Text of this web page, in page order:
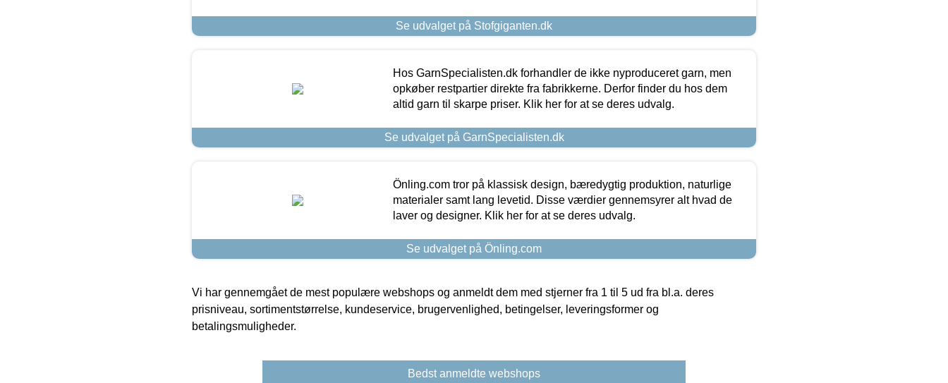
Se udvalget på Stofgiganten.dk
Hos GarnSpecialisten.dk forhandler de ikke nyproduceret garn, men
opkøber restpartier direkte fra fabrikkerne. Derfor finder du hos dem
altid garn til skarpe priser. Klik her for at se deres udvalg.
Se udvalget på GarnSpecialisten.dk
Önling.com tror på klassisk design, bæredygtig produktion, naturlige
materialer samt lang levetid. Disse værdier gennemsyrer alt hvad de
laver og designer. Klik her for at se deres udvalg.
Se udvalget på Önling.com
Vi har gennemgået de mest populære webshops og anmeldt dem med stjerner fra 1 til 5 ud fra bl.a. deres
prisniveau, sortimentstørrelse, kundeservice, brugervenlighed, betingelser, leveringsformer og
betalingsmuligheder.
Bedst anmeldte webshops